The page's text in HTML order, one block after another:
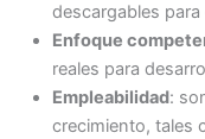
descargables
Enfoque
reales para
Empleabilidad:
crecimiento, tales